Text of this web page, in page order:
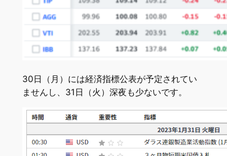
30日（月）には経済指標公表が予定されてい
ませんし、31日（火）深夜も少ないです。